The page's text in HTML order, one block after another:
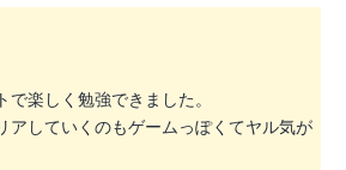
で楽しく勉強できました。
アしていくのもゲームっぽくてヤル気が